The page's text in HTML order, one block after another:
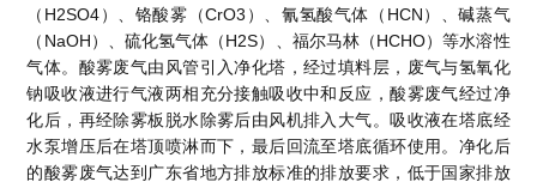
（H2SO4）、铬酸雾（CrO3）、氰氢酸气体（HCN）、碱蒸气
（NaOH）、硫化氢气体（H2S）、福尔马林（HCHO）等水溶性
气体。酸雾废气由风管引入净化塔，经过填料层，废气与氢氧化
钠吸收液进行气液两相充分接触吸收中和反应，酸雾废气经过净
化后，再经除雾板脱水除雾后由风机排入大气。吸收液在塔底经
水泵增压后在塔顶喷淋而下，最后回流至塔底循环使用。净化后
的酸雾废气达到广东省地方排放标准的排放要求，低于国家排放